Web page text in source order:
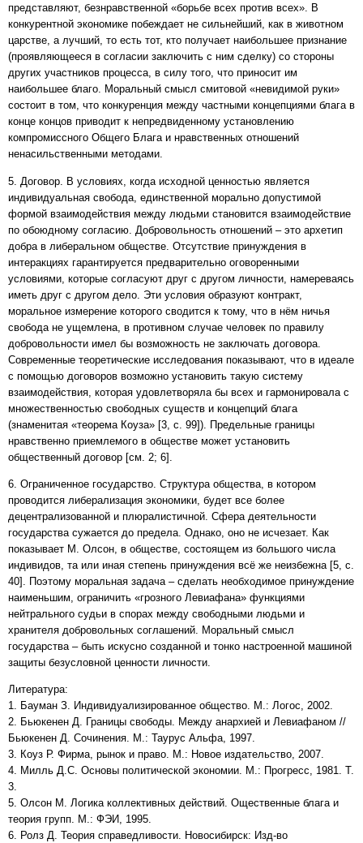
представляют, безнравственной «борьбе всех против всех». В
конкурентной экономике побеждает не сильнейший, как в животном
царстве, а лучший, то есть тот, кто получает наибольшее признание
(проявляющееся в согласии заключить с ним сделку) со стороны
других участников процесса, в силу того, что приносит им
наибольшее благо. Моральный смысл смитовой «невидимой руки»
состоит в том, что конкуренция между частными концепциями блага в
конце концов приводит к непредвиденному установлению
компромиссного Общего Блага и нравственных отношений
ненасильственными методами.
5. Договор. В условиях, когда исходной ценностью является
индивидуальная свобода, единственной морально допустимой
формой взаимодействия между людьми становится взаимодействие
по обоюдному согласию. Добровольность отношений – это архетип
добра в либеральном обществе. Отсутствие принуждения в
интеракциях гарантируется предварительно оговоренными
условиями, которые согласуют друг с другом личности, намереваясь
иметь друг с другом дело. Эти условия образуют контракт,
моральное измерение которого сводится к тому, что в нём ничья
свобода не ущемлена, в противном случае человек по правилу
добровольности имел бы возможность не заключать договора.
Современные теоретические исследования показывают, что в идеале
с помощью договоров возможно установить такую систему
взаимодействия, которая удовлетворяла бы всех и гармонировала с
множественностью свободных существ и концепций блага
(знаменитая «теорема Коуза» [3, с. 99]). Предельные границы
нравственно приемлемого в обществе может установить
общественный договор [см. 2; 6].
6. Ограниченное государство. Структура общества, в котором
проводится либерализация экономики, будет все более
децентрализованной и плюралистичной. Сфера деятельности
государства сужается до предела. Однако, оно не исчезает. Как
показывает М. Олсон, в обществе, состоящем из большого числа
индивидов, та или иная степень принуждения всё же неизбежна [5, с.
40]. Поэтому моральная задача – сделать необходимое принуждение
наименьшим, ограничить «грозного Левиафана» функциями
нейтрального судьи в спорах между свободными людьми и
хранителя добровольных соглашений. Моральный смысл
государства – быть искусно созданной и тонко настроенной машиной
защиты безусловной ценности личности.
Литература:
1. Бауман З. Индивидуализированное общество. М.: Логос, 2002.
2. Бьюкенен Д. Границы свободы. Между анархией и Левиафаном //
Бьюкенен Д. Сочинения. М.: Таурус Альфа, 1997.
3. Коуз Р. Фирма, рынок и право. М.: Новое издательство, 2007.
4. Милль Д.С. Основы политической экономии. М.: Прогресс, 1981. Т.
3.
5. Олсон М. Логика коллективных действий. Ощественные блага и
теория групп. М.: ФЭИ, 1995.
6. Ролз Д. Теория справедливости. Новосибирск: Изд-во